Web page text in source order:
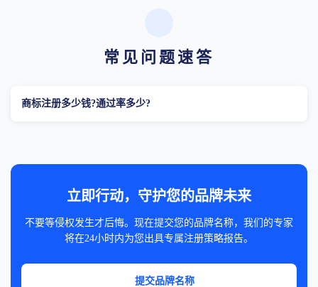
常见问题速答
商标注册多少钱?通过率多少?
立即行动，守护您的品牌未来
不要等侵权发生才后悔。现在提交您的品牌名称，我们的专家
将在24小时内为您出具专属注册策略报告。
提交品牌名称